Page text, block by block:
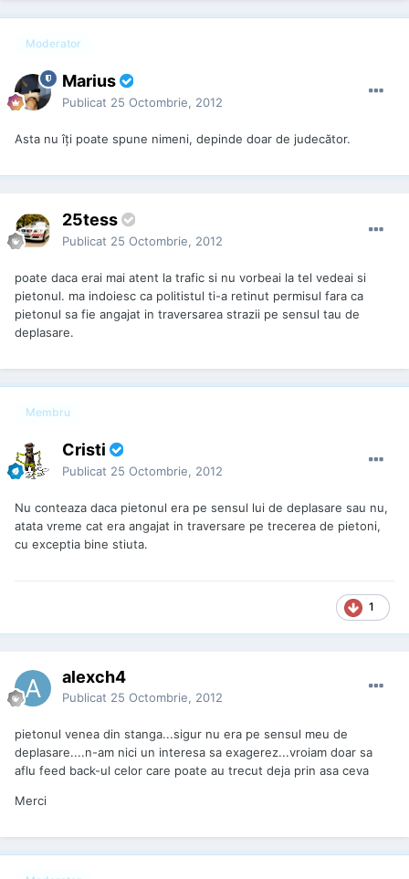
Moderator
Marius
Publicat 25 Octombrie, 2012
Asta nu îți poate spune nimeni, depinde doar de judecător.
25tess
Publicat 25 Octombrie, 2012
poate daca erai mai atent la trafic si nu vorbeai la tel vedeai si
pietonul. ma indoiesc ca politistul ti-a retinut permisul fara ca
pietonul sa fie angajat in traversarea strazii pe sensul tau de
deplasare.
Membru
Cristi
Publicat 25 Octombrie, 2012
Nu conteaza daca pietonul era pe sensul lui de deplasare sau nu,
atata vreme cat era angajat in traversare pe trecerea de pietoni,
cu exceptia bine stiuta.
1
alexch4
Publicat 25 Octombrie, 2012
pietonul venea din stanga...sigur nu era pe sensul meu de
deplasare....n-am nici un interesa sa exagerez...vroiam doar sa
aflu feed back-ul celor care poate au trecut deja prin asa ceva
Merci